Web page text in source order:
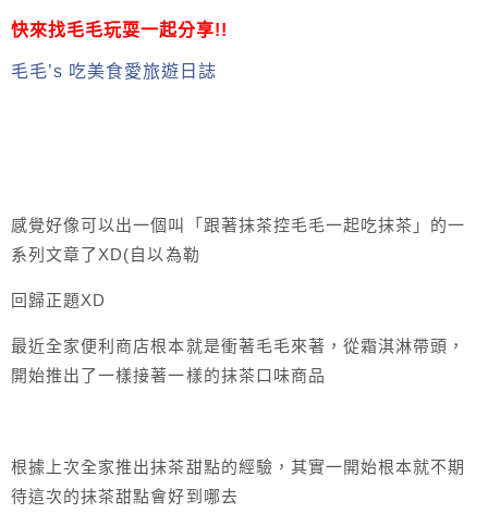
快來找毛毛玩耍一起分享!!
毛毛’s 吃美食愛旅遊日誌
感覺好像可以出一個叫「跟著抹茶控毛毛一起吃抹茶」的一
系列文章了XD(自以為勒
回歸正題XD
最近全家便利商店根本就是衝著毛毛來著，從霜淇淋帶頭，
開始推出了一樣接著一樣的抹茶口味商品
根據上次全家推出抹茶甜點的經驗，其實一開始根本就不期
待這次的抹茶甜點會好到哪去